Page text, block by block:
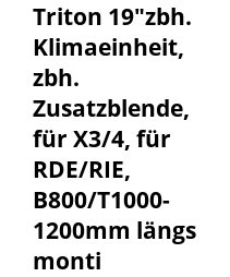
Triton 19"zbh.
Klimaeinheit,
zbh.
Zusatzblende,
für X3/4, für
RDE/RIE,
B800/T1000-
1200mm längs
monti